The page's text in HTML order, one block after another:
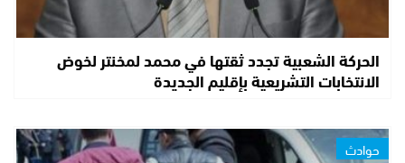
الحركة الشعبية تجدد ثقتها في محمد لمخنتر لخوض
الانتخابات التشريعية بإقليم الجديدة
حوادث